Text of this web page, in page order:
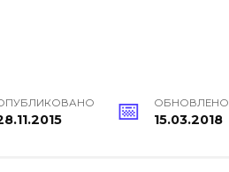
ОБНОВЛЕНО
15.03.2018